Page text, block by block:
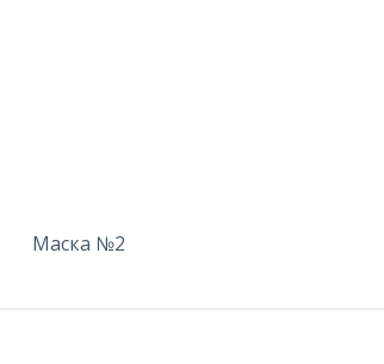
Маска №2